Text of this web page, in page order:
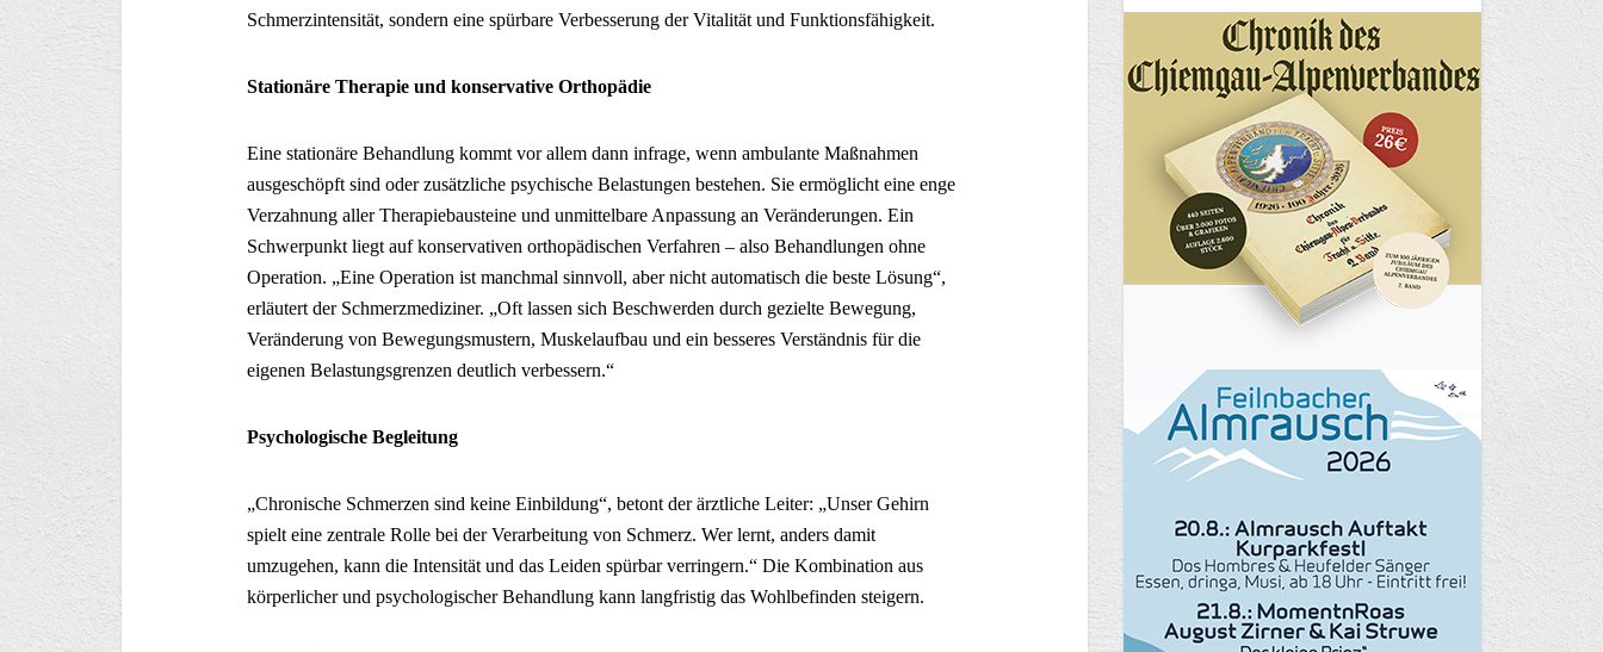
Schmerzintensität, sondern eine spürbare Verbesserung der Vitalität und Funktionsfähigkeit.
Stationäre Therapie und konservative Orthopädie
Eine stationäre Behandlung kommt vor allem dann infrage, wenn ambulante Maßnahmen
ausgeschöpft sind oder zusätzliche psychische Belastungen bestehen. Sie ermöglicht eine enge
Verzahnung aller Therapiebausteine und unmittelbare Anpassung an Veränderungen. Ein
Schwerpunkt liegt auf konservativen orthopädischen Verfahren – also Behandlungen ohne
Operation. „Eine Operation ist manchmal sinnvoll, aber nicht automatisch die beste Lösung“,
erläutert der Schmerzmediziner. „Oft lassen sich Beschwerden durch gezielte Bewegung,
Veränderung von Bewegungsmustern, Muskelaufbau und ein besseres Verständnis für die
eigenen Belastungsgrenzen deutlich verbessern.“
Psychologische Begleitung
„Chronische Schmerzen sind keine Einbildung“, betont der ärztliche Leiter: „Unser Gehirn
spielt eine zentrale Rolle bei der Verarbeitung von Schmerz. Wer lernt, anders damit
umzugehen, kann die Intensität und das Leiden spürbar verringern.“ Die Kombination aus
körperlicher und psychologischer Behandlung kann langfristig das Wohlbefinden steigern.